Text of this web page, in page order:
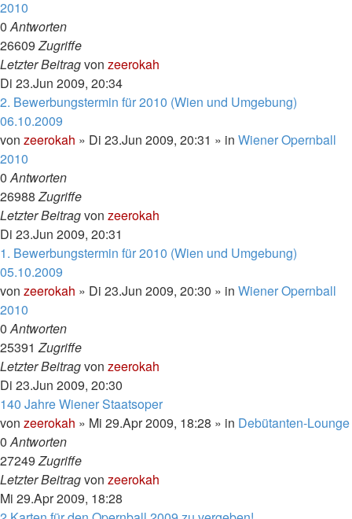
2010
0Antworten
26609Zugriffe
Letzter Beitragvon zeerokah
Di 23.Jun 2009, 20:34
2. Bewerbungstermin für 2010 (Wien und Umgebung)
06.10.2009
von zeerokah » Di 23.Jun 2009, 20:31 » in Wiener Opernball
2010
0Antworten
26988Zugriffe
Letzter Beitragvon zeerokah
Di 23.Jun 2009, 20:31
1. Bewerbungstermin für 2010 (Wien und Umgebung)
05.10.2009
von zeerokah » Di 23.Jun 2009, 20:30 » in Wiener Opernball
2010
0Antworten
25391Zugriffe
Letzter Beitragvon zeerokah
Di 23.Jun 2009, 20:30
140 Jahre Wiener Staatsoper
von zeerokah » Mi 29.Apr 2009, 18:28 » in Debütanten-Lounge
0Antworten
27249Zugriffe
Letzter Beitragvon zeerokah
Mi 29.Apr 2009, 18:28